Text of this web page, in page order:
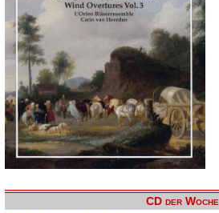
CD der Woche